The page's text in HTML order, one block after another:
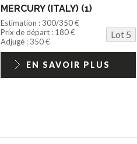
MERCURY (ITALY) (1)
Estimation : 300/350 €
Prix de départ : 180 €
Lot 5
Adjugé : 350 €
EN SAVOIR PLUS